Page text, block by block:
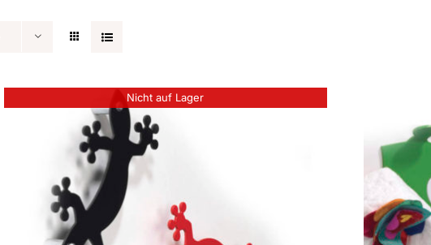
Nicht auf Lager